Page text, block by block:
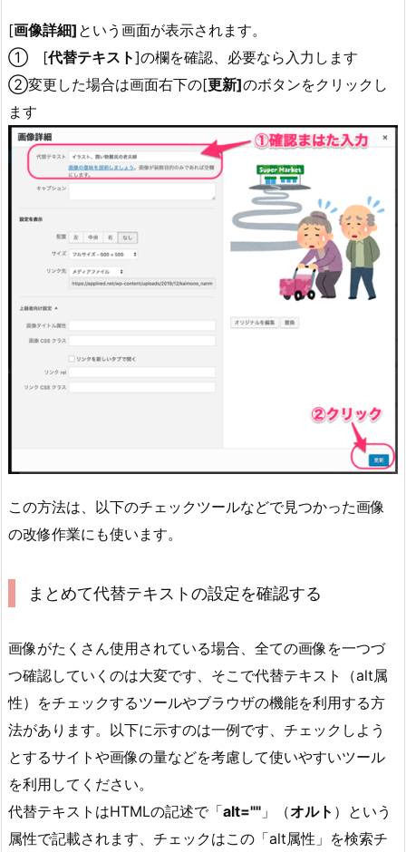
[画像詳細] という画面が表示されます。
① [代替テキスト]の欄を確認、必要なら入力します
②変更した場合は画面右下の[更新]のボタンをクリックし
ます
この方法は、以下のチェックツールなどで見つかった画像
の改修作業にも使います。
まとめて代替テキストの設定を確認する
画像がたくさん使用されている場合、全ての画像を一つづ
つ確認していくのは大変です、そこで代替テキスト（alt属
性）をチェックするツールやブラウザの機能を利用する方
法があります。以下に示すのは一例です、チェックしよう
とするサイトや画像の量などを考慮して使いやすいツール
を利用してください。
代替テキストはHTMLの記述で「alt="" 」（オルト ）という
属性で記載されます、チェックはこの「alt属性」を検索チ